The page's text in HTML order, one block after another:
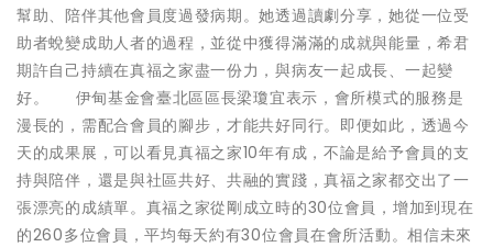
幫助、陪伴其他會員度過發病期。她透過讀劇分享，她從一位受
助者蛻變成助人者的過程，並從中獲得滿滿的成就與能量，希君
期許自己持續在真福之家盡一份力，與病友一起成長、一起變
好。 伊甸基金會臺北區區長梁瓊宜表示，會所模式的服務是
漫長的，需配合會員的腳步，才能共好同行。即便如此，透過今
天的成果展，可以看見真福之家10年有成，不論是給予會員的支
持與陪伴，還是與社區共好、共融的實踐，真福之家都交出了一
張漂亮的成績單。真福之家從剛成立時的30位會員，增加到現在
的260多位會員，平均每天約有30位會員在會所活動。相信未來